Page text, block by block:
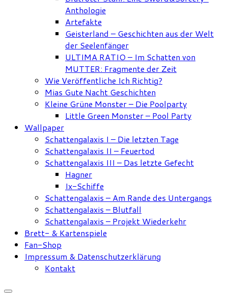
Anthologie
Artefakte
Geisterland – Geschichten aus der Welt
der Seelenfänger
ULTIMA RATIO – Im Schatten von
MUTTER: Fragmente der Zeit
Wie Veröffentliche Ich Richtig?
Mias Gute Nacht Geschichten
Kleine Grüne Monster – Die Poolparty
Little Green Monster – Pool Party
Wallpaper
Schattengalaxis I – Die letzten Tage
Schattengalaxis II – Feuertod
Schattengalaxis III – Das letzte Gefecht
Hagner
Ix-Schiffe
Schattengalaxis – Am Rande des Untergangs
Schattengalaxis – Blutfall
Schattengalaxis – Projekt Wiederkehr
Brett- & Kartenspiele
Fan-Shop
Impressum & Datenschutzerklärung
Kontakt